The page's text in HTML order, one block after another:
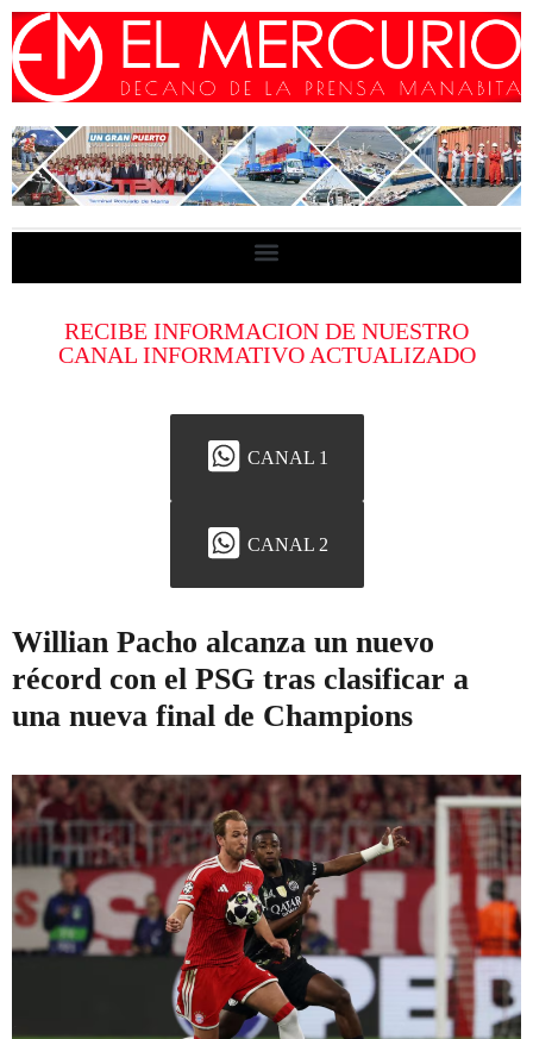
RECIBE INFORMACION DE NUESTRO
CANAL INFORMATIVO ACTUALIZADO
CANAL 1
CANAL 2
Willian Pacho alcanza un nuevo
récord con el PSG tras clasificar a
una nueva final de Champions